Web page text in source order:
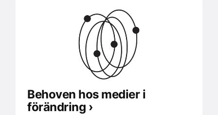
Behoven hos medier i
förändring ›